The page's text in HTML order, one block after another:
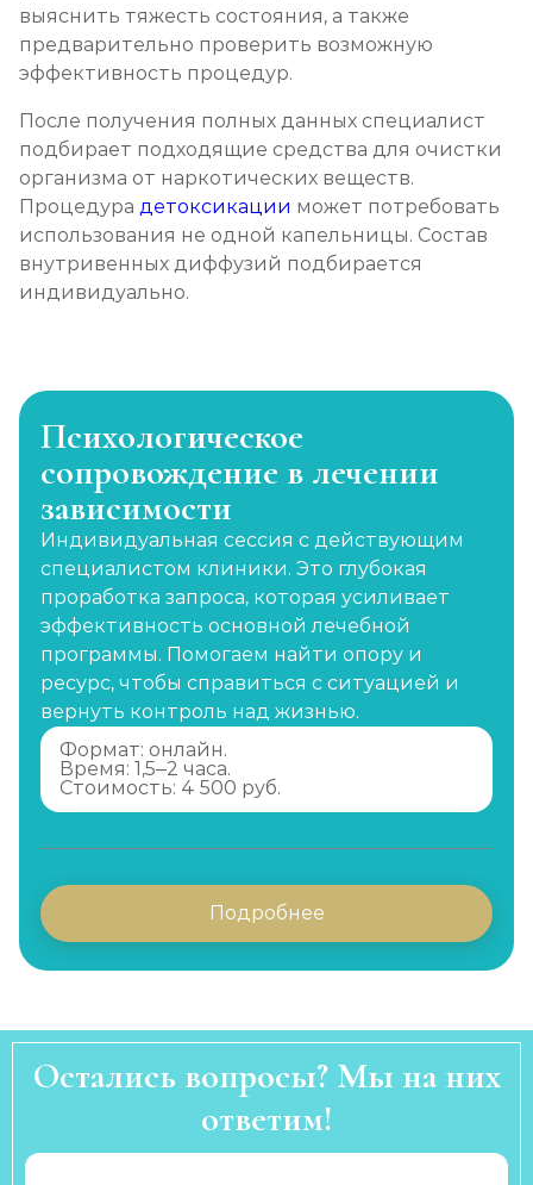
выяснить тяжесть состояния, а также
предварительно проверить возможную
эффективность процедур.
После получения полных данных специалист
подбирает подходящие средства для очистки
организма от наркотических веществ.
Процедура детоксикации может потребовать
использования не одной капельницы. Состав
внутривенных диффузий подбирается
индивидуально.
Психологическое
сопровождение в лечении
зависимости
Индивидуальная сессия с действующим
специалистом клиники. Это глубокая
проработка запроса, которая усиливает
эффективность основной лечебной
программы. Помогаем найти опору и
ресурс, чтобы справиться с ситуацией и
вернуть контроль над жизнью.
Формат: онлайн.
Время: 1,5–2 часа.
Стоимость: 4 500 руб.
Подробнее
Остались вопросы? Мы на них
ответим!